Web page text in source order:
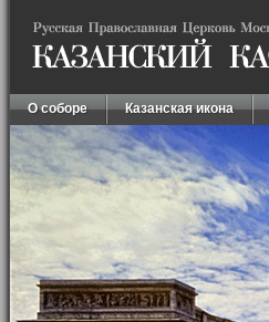
О соборе Казанская икона